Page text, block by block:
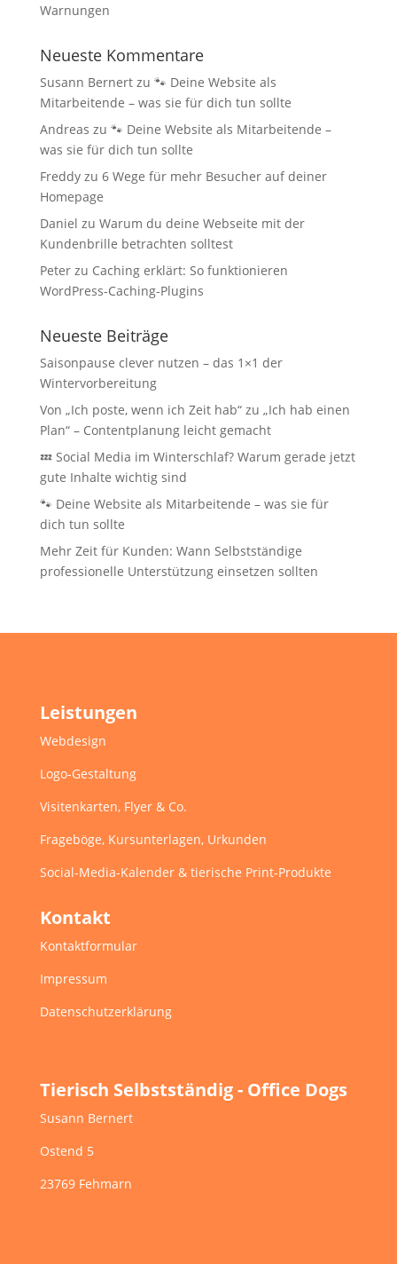
Warnungen
Neueste Kommentare
Susann Bernertzu 🐾 Deine Website als
Mitarbeitende – was sie für dich tun sollte
Andreas zu 🐾 Deine Website als Mitarbeitende –
was sie für dich tun sollte
Freddyzu 6 Wege für mehr Besucher auf deiner
Homepage
Daniel zu Warum du deine Webseite mit der
Kundenbrille betrachten solltest
Peterzu Caching erklärt: So funktionieren
WordPress-Caching-Plugins
Neueste Beiträge
Saisonpause clever nutzen – das 1×1 der
Wintervorbereitung
Von „Ich poste, wenn ich Zeit hab“ zu „Ich hab einen
Plan“ – Contentplanung leicht gemacht
💤 Social Media im Winterschlaf? Warum gerade jetzt
gute Inhalte wichtig sind
🐾 Deine Website als Mitarbeitende – was sie für
dich tun sollte
Mehr Zeit für Kunden: Wann Selbstständige
professionelle Unterstützung einsetzen sollten
Leistungen
Webdesign
Logo-Gestaltung
Visitenkarten, Flyer & Co.
Frageböge, Kursunterlagen, Urkunden
Social-Media-Kalender & tierische Print-Produkte
Kontakt
Kontaktformular
Impressum
Datenschutzerklärung
Tierisch Selbstständig - Office Dogs
Susann Bernert
Ostend 5
23769 Fehmarn